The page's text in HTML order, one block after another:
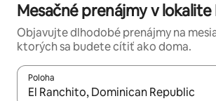
Mesačné prenájmy v lokalite
Objavujte dlhodobé prenájmy na
ktorých sa budete cítiť ako doma.
Poloha
Keď budú výsledky k dispozícii, môžete